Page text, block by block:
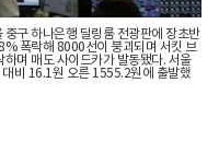
구 하나은행 딜링룸 전광판에 장초반
폭락해 8000선이 붕괴되며 서킷 브
며 매도 사이드카가 발동됐다. 서울
비 16.1원 오른 1555.2원에 출발했